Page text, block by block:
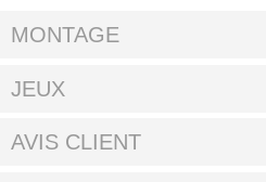
MONTAGE
JEUX
AVIS CLIENT